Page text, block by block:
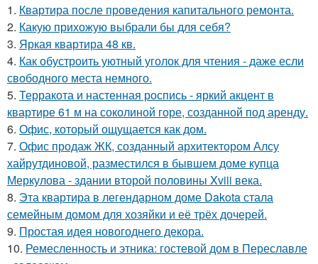
1. Квартира после проведения капитального ремонта.
2. Какую прихожую выбрали бы для себя?
3. Яркая квартира 48 кв.
4. Как обустроить уютный уголок для чтения - даже если
свободного места немного.
5. Терракота и настенная роспись - яркий акцент в
квартире 61 м на соколиной горе, созданной под аренду.
6. Офис, который ощущается как дом.
7. Офис продаж ЖК, созданный архитектором Алсу
хайрутдиновой, разместился в бывшем доме купца
Меркулова - здании второй половины Xviii века.
8. Эта квартира в легендарном доме Dakota стала
семейным домом для хозяйки и её трёх дочерей.
9. Простая идея новогоднего декора.
10. Ремесленность и этника: гостевой дом в Переславле